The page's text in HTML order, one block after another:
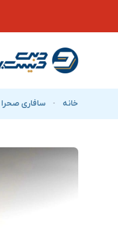
خانه - سافاری صحرا